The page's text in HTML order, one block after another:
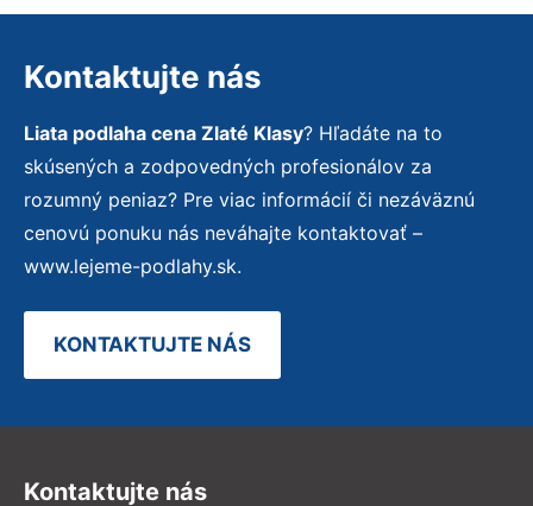
Kontaktujte nás
Liata podlaha cena Zlaté Klasy? Hľadáte na to
skúsených a zodpovedných profesionálov za
rozumný peniaz? Pre viac informácií či nezáväznú
cenovú ponuku nás neváhajte kontaktovať –
www.lejeme-podlahy.sk.
KONTAKTUJTE NÁS
Kontaktujte nás